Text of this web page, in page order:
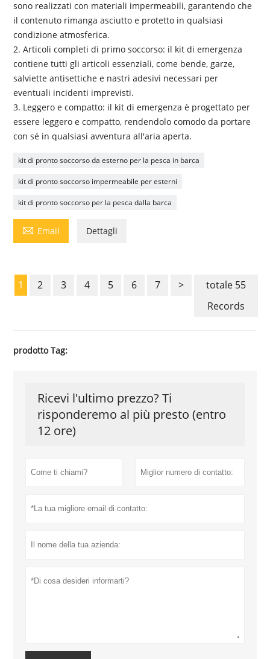
sono realizzati con materiali impermeabili, garantendo che
il contenuto rimanga asciutto e protetto in qualsiasi
condizione atmosferica.
2. Articoli completi di primo soccorso: il kit di emergenza
contiene tutti gli articoli essenziali, come bende, garze,
salviette antisettiche e nastri adesivi necessari per
eventuali incidenti imprevisti.
3. Leggero e compatto: il kit di emergenza è progettato per
essere leggero e compatto, rendendolo comodo da portare
con sé in qualsiasi avventura all'aria aperta.
kit di pronto soccorso da esterno per la pesca in barca
kit di pronto soccorso impermeabile per esterni
kit di pronto soccorso per la pesca dalla barca
 Email Dettagli
1 2 3 4 5 6 7 >
totale 55
Records
prodotto Tag:
Ricevi l'ultimo prezzo? Ti
risponderemo al più presto (entro
12 ore)